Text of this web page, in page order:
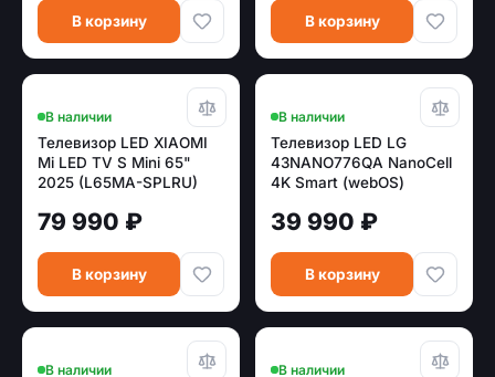
В корзину В корзину
В наличии
Телевизор LED XIAOMI
Mi LED TV S Mini 65"
2025 (L65MA-SPLRU)
(Android)
79 990 ₽
В корзину
В наличии
Телевизор LED LG
43NANO776QA NanoCell
4K Smart (webOS)
39 990 ₽
В корзину
В наличии В наличии